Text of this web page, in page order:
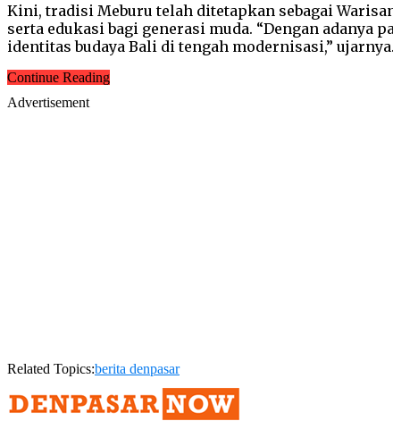
Kini, tradisi Meburu telah ditetapkan sebagai
serta edukasi bagi generasi muda. “Dengan
identitas budaya Bali di tengah modernisasi,”
Continue Reading
Advertisement
Related Topics:berita denpasar